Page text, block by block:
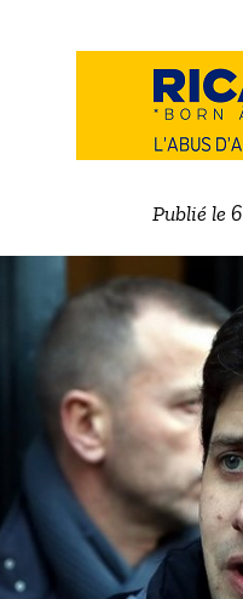
Publié le